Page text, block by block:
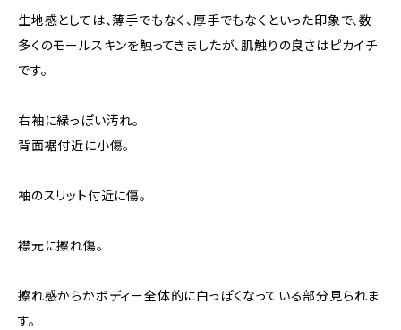
生地感としては、薄手でもなく、厚手でもなくといった印象で、数
多くのモールスキンを触ってきましたが、肌触りの良さはピカイチ
です。
右袖に緑っぽい汚れ。
背面裾付近に小傷。
袖のスリット付近に傷。
襟元に擦れ傷。
擦れ感からかボディー全体的に白っぽくなっている部分見られま
す。